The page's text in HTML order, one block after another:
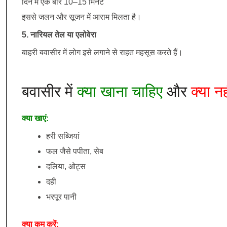
दिन में एक बार 10–15 मिनट
इससे जलन और सूजन में आराम मिलता है।
5. नारियल तेल या एलोवेरा
बाहरी बवासीर में लोग इसे लगाने से राहत महसूस करते हैं।
बवासीर मेंक्या खाना चाहिएऔरक्या
क्या खाएं:
हरी सब्जियां
फल जैसे पपीता, सेब
दलिया, ओट्स
दही
भरपूर पानी
क्या कम करें: